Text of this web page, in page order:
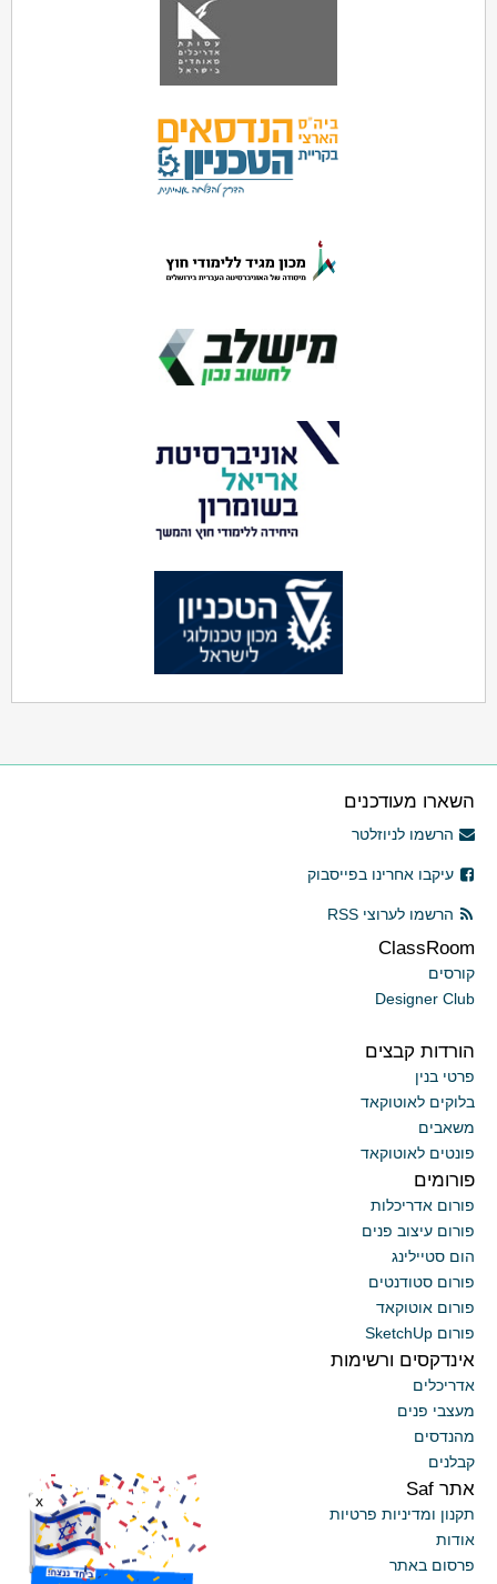
השארו מעודכנים
הרשמו לניוזלטר
עיקבו אחרינו בפייסבוק
הרשמו לערוצי RSS
ClassRoom
קורסים
Designer Club
הורדות קבצים
פרטי בנין
בלוקים לאוטוקאד
משאבים
פונטים לאוטוקאד
פורומים
פורום אדריכלות
פורום עיצוב פנים
הום סטיילינג
פורום סטודנטים
פורום אוטוקאד
פורום SketchUp
אינדקסים ורשימות
אדריכלים
מעצבי פנים
מהנדסים
קבלנים
אתר Saf
תקנון ומדיניות פרטיות
אודות
פרסום באתר
x